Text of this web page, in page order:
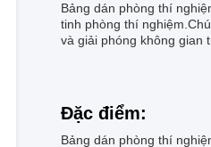
Bảng dán phòng thí
tinh phòng thí
và giải phóng không gian
Đặc điểm:
Bảng dán phòng thí